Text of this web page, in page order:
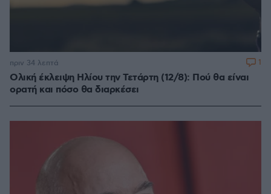
Ολική έκλειψη Ηλίου την Τετάρτη (12/8): Πού θα είναι
ορατή και πόσο θα διαρκέσει
πριν 34 λεπτά 1